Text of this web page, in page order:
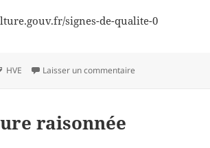
signes-de-qualite-0
Mots-
HVE Laisser un commentaire
raisonnée